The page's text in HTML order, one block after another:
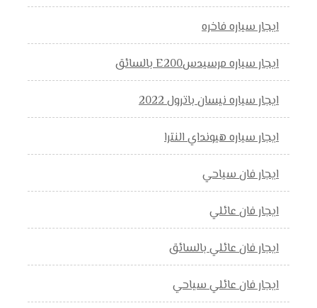
ايجار سياره فاخره
ايجار سياره مرسيدسE200 بالسائق
ايجار سياره نيسان باترول 2022
ايجار سياره هيونداي النترا
ايجار فان سياحي
ايجار فان عائلي
ايجار فان عائلي بالسائق
ايجار فان عائلي سياحي